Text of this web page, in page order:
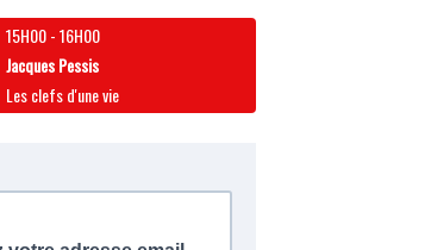
15H00-16H00
Jacques Pessis
Les clefs d'une vie